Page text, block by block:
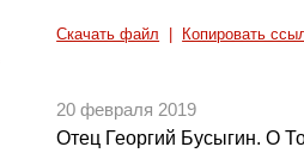
Скачать файл Копировать
20 февраля 2019
Отец Георгий Бусыгин. О